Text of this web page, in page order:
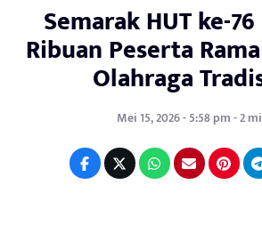
Semarak HUT ke-
Ribuan Peserta
Olahraga
Mei 15, 2026 - 5:58 pm - 2